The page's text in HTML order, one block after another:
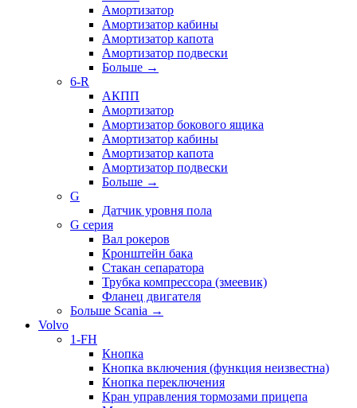
Амортизатор
Амортизатор кабины
Амортизатор капота
Амортизатор подвески
Больше →
6-R
АКПП
Амортизатор
Амортизатор бокового ящика
Амортизатор кабины
Амортизатор капота
Амортизатор подвески
Больше →
G
Датчик уровня пола
G серия
Вал рокеров
Кронштейн бака
Стакан сепаратора
Трубка компрессора (змеевик)
Фланец двигателя
Больше Scania →
Volvo
1-FH
Кнопка
Кнопка включения (функция неизвестна)
Кнопка переключения
Кран управления тормозами прицепа